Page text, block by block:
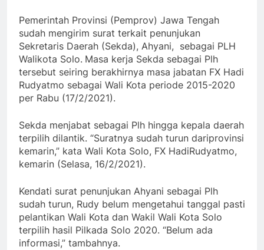
Pemerintah Provinsi (Pemprov) Jawa Tengah
sudah mengirim surat terkait penunjukan
Sekretaris Daerah (Sekda), Ahyani, sebagai PLH
Walikota Solo. Masa kerja Sekda sebagai Plh
tersebut seiring berakhirnya masa jabatan FX Hadi
Rudyatmo sebagai Wali Kota periode 2015-2020
per Rabu (17/2/2021).
Sekda menjabat sebagai Plh hingga kepala daerah
terpilih dilantik. “Suratnya sudah turun dariprovinsi
kemarin,” kata Wali Kota Solo, FX HadiRudyatmo,
kemarin (Selasa, 16/2/2021).
Kendati surat penunjukan Ahyani sebagai Plh
sudah turun, Rudy belum mengetahui tanggal pasti
pelantikan Wali Kota dan Wakil Wali Kota Solo
terpilih hasil Pilkada Solo 2020. “Belum ada
informasi,” tambahnya.